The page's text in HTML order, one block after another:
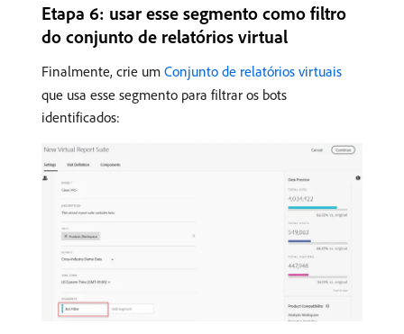
Etapa 6: usar esse segmento como filtro
do conjunto de relatórios virtual
Finalmente, crie um Conjunto de relatórios virtuais
que usa esse segmento para filtrar os bots
identificados: